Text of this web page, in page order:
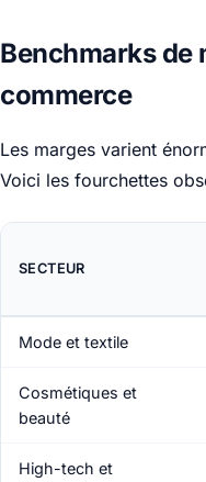
Benchmarks de
commerce
Les marges varient
Voici les fourchettes
SECTEUR
Mode et textile
Cosmétiques et
beauté
High-tech et